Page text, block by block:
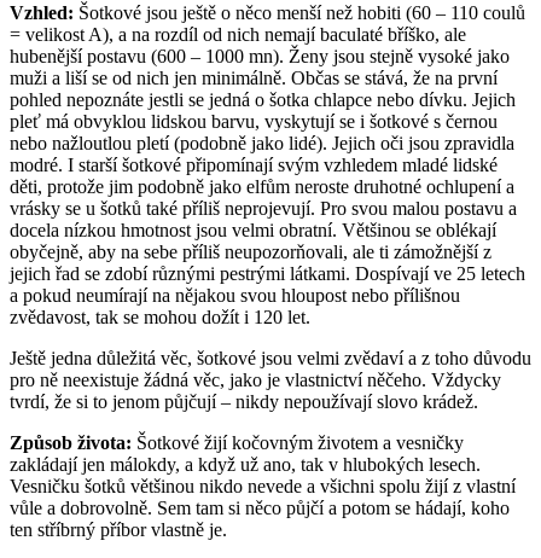
Vzhled: Šotkové jsou ještě o něco menší než hobiti (60 – 110 coulů
= velikost A), a na rozdíl od nich nemají baculaté bříško, ale
hubenější postavu (600 – 1000 mn). Ženy jsou stejně vysoké jako
muži a liší se od nich jen minimálně. Občas se stává, že na první
pohled nepoznáte jestli se jedná o šotka chlapce nebo dívku. Jejich
pleť má obvyklou lidskou barvu, vyskytují se i šotkové s černou
nebo nažloutlou pletí (podobně jako lidé). Jejich oči jsou zpravidla
modré. I starší šotkové připomínají svým vzhledem mladé lidské
děti, protože jim podobně jako elfům neroste druhotné ochlupení a
vrásky se u šotků také příliš neprojevují. Pro svou malou postavu a
docela nízkou hmotnost jsou velmi obratní. Většinou se oblékají
obyčejně, aby na sebe příliš neupozorňovali, ale ti zámožnější z
jejich řad se zdobí různými pestrými látkami. Dospívají ve 25 letech
a pokud neumírají na nějakou svou hloupost nebo přílišnou
zvědavost, tak se mohou dožít i 120 let.
Ještě jedna důležitá věc, šotkové jsou velmi zvědaví a z toho důvodu
pro ně neexistuje žádná věc, jako je vlastnictví něčeho. Vždycky
tvrdí, že si to jenom půjčují – nikdy nepoužívají slovo krádež.
Způsob života: Šotkové žijí kočovným životem a vesničky
zakládají jen málokdy, a když už ano, tak v hlubokých lesech.
Vesničku šotků většinou nikdo nevede a všichni spolu žijí z vlastní
vůle a dobrovolně. Sem tam si něco půjčí a potom se hádají, koho
ten stříbrný příbor vlastně je.